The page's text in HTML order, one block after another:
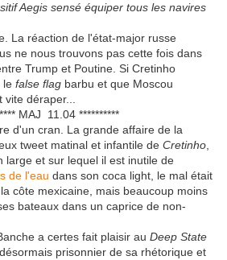
Aegis sensé équiper tous les navires
La réaction de l'état-major russe
ne nous trouvons pas cette fois dans
Trump et Poutine. Si Cretinho
le false flag barbu et que Moscou
déraper...
MAJ 11.04 **********
d'un cran. La grande affaire de la
tweet matinal et infantile de Cretinho
large et sur lequel il est inutile de
de l'eau dans son coca light, le mal était
côte mexicaine, mais beaucoup moins
bateaux dans un caprice de non-
a certes fait plaisir au Deep State
prisonnier de sa rhétorique et